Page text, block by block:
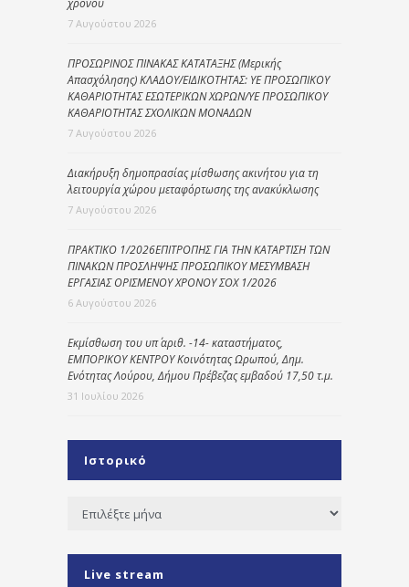
7 Αυγούστου 2026
ΠΡΟΣΩΡΙΝΟΣ ΠΙΝΑΚΑΣ ΚΑΤΑΤΑΞΗΣ (Μερικής
Απασχόλησης) ΚΛΑΔΟΥ/ΕΙΔΙΚΟΤΗΤΑΣ: ΥΕ ΠΡΟΣΩΠΙΚΟΥ
ΚΑΘΑΡΙΟΤΗΤΑΣ ΕΣΩΤΕΡΙΚΩΝ ΧΩΡΩΝ/ΥΕ ΠΡΟΣΩΠΙΚΟΥ
ΚΑΘΑΡΙΟΤΗΤΑΣ ΣΧΟΛΙΚΩΝ ΜΟΝΑΔΩΝ
7 Αυγούστου 2026
Διακήρυξη δημοπρασίας μίσθωσης ακινήτου για τη
λειτουργία χώρου μεταφόρτωσης της ανακύκλωσης
7 Αυγούστου 2026
ΠΡΑΚΤΙΚΟ 1/2026ΕΠΙΤΡΟΠΗΣ ΓΙΑ ΤΗΝ ΚΑΤΑΡΤΙΣΗ ΤΩΝ
ΠΙΝΑΚΩΝ ΠΡΟΣΛΗΨΗΣ ΠΡΟΣΩΠΙΚΟΥ ΜΕΣΥΜΒΑΣΗ
ΕΡΓΑΣΙΑΣ ΟΡΙΣΜΕΝΟΥ ΧΡΟΝΟΥ ΣΟΧ 1/2026
6 Αυγούστου 2026
Εκμίσθωση του υπ΄ αριθ. -14- καταστήματος,
ΕΜΠΟΡΙΚΟΥ ΚΕΝΤΡΟΥ Κοινότητας Ωρωπού, Δημ.
Ενότητας Λούρου, Δήμου Πρέβεζας εμβαδού 17,50 τ.μ.
31 Ιουλίου 2026
Ιστορικό
Ιστορικό
Live stream